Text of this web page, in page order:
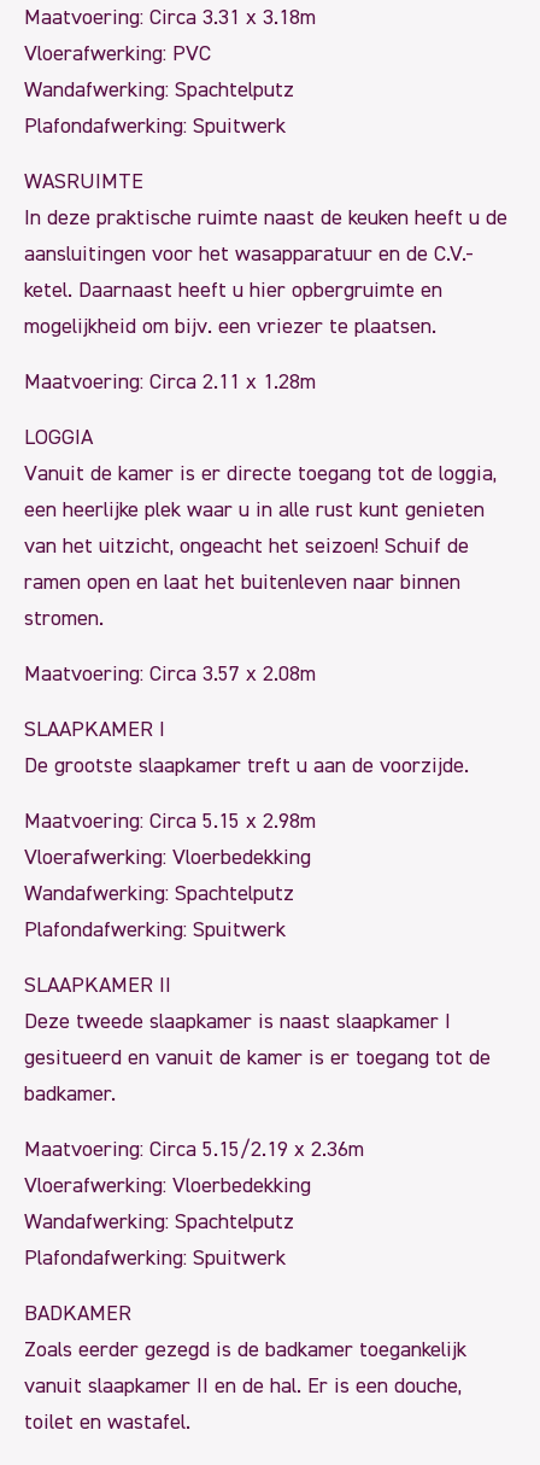
Maatvoering: Circa 3.31 x 3.18m
Vloerafwerking: PVC
Wandafwerking: Spachtelputz
Plafondafwerking: Spuitwerk
WASRUIMTE
In deze praktische ruimte naast de keuken heeft u de
aansluitingen voor het wasapparatuur en de C.V.-
ketel. Daarnaast heeft u hier opbergruimte en
mogelijkheid om bijv. een vriezer te plaatsen.
Maatvoering: Circa 2.11 x 1.28m
LOGGIA
Vanuit de kamer is er directe toegang tot de loggia,
een heerlijke plek waar u in alle rust kunt genieten
van het uitzicht, ongeacht het seizoen! Schuif de
ramen open en laat het buitenleven naar binnen
stromen.
Maatvoering: Circa 3.57 x 2.08m
SLAAPKAMER I
De grootste slaapkamer treft u aan de voorzijde.
Maatvoering: Circa 5.15 x 2.98m
Vloerafwerking: Vloerbedekking
Wandafwerking: Spachtelputz
Plafondafwerking: Spuitwerk
SLAAPKAMER II
Deze tweede slaapkamer is naast slaapkamer I
gesitueerd en vanuit de kamer is er toegang tot de
badkamer.
Maatvoering: Circa 5.15/2.19 x 2.36m
Vloerafwerking: Vloerbedekking
Wandafwerking: Spachtelputz
Plafondafwerking: Spuitwerk
BADKAMER
Zoals eerder gezegd is de badkamer toegankelijk
vanuit slaapkamer II en de hal. Er is een douche,
toilet en wastafel.